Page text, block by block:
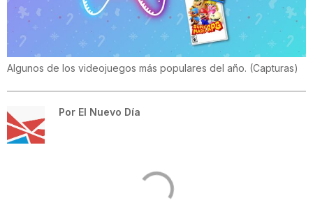
Algunos de los videojuegos más populares del año. (Capturas)
Por El Nuevo Día